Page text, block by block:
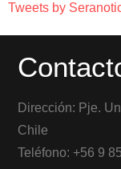
Tweets by
Dirección: Pje.
Chile
Teléfono: +56 9